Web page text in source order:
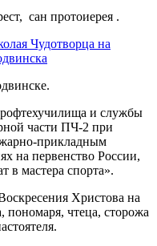
сан протоиерея .
Чудотворца на
и службы
части ПЧ-2 при
прикладным
на первенство России,
в мастера спорта».
Христова на
пономаря, чтеца, сторожа